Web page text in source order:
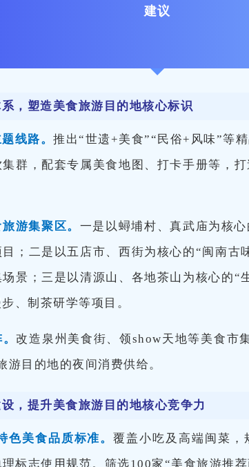
建议
，塑造美食旅游目的地核心标识
线路。推出“世遗+美食”“民俗+风味”等
群，配套专属美食地图、打卡手册等，
游集聚区。 一是 以蟳埔村、真武庙为核
；二是以五店市、西街为核心的“闽南古
景；三是以清源山、 各地茶山 为核心的“
、制茶研学等项目。
。改造泉州美食街、领show天地等美食市
游目的地的夜间消费供给。
，提升美食旅游目的地核心竞争力
色美食品质标准。覆盖小吃及高端闽菜，
标志使用规范。筛选100家“美食旅游推